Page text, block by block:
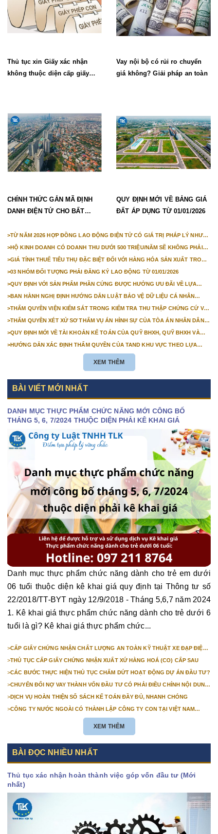
Thủ tục xin Giấy xác nhận
không thuộc diện cấp giấy
Vay nội bộ có rủi ro chuyển
giá không? Giải pháp an toàn
CHÍNH THỨC GẮN MÃ ĐỊNH
DANH ĐIỆN TỬ CHO BẤT
QUY ĐỊNH MỚI VỀ BẢNG GIÁ
ĐẤT ÁP DỤNG TỪ 01/01/2026
>TỪ NĂM 2026 HỢP ĐỒNG LAO ĐỘNG ĐIỆN TỬ CÓ GIÁ TRỊ PHÁP LÝ NHƯ
>HỘ KINH DOANH CÓ DOANH THU DƯỚI 500 TRIỆU/NĂM SẼ KHÔNG PHẢI
>GIÁ TÍNH THUẾ TIÊU THỤ ĐẶC BIỆT ĐỐI VỚI HÀNG HÓA SẢN XUẤT TRONG
>03 NHÓM ĐỐI TƯỢNG PHẢI ĐĂNG KÝ LAO ĐỘNG TỪ 01/01/2026
>QUY ĐỊNH VỚI SẢN PHẨM PHẦN CỨNG ĐƯỢC HƯỞNG ƯU ĐÃI VỀ LỰA
>BAN HÀNH NGHỊ ĐỊNH HƯỚNG DẪN LUẬT BẢO VỆ DỮ LIỆU CÁ NHÂN
>THẨM QUYỀN VIỆN KIỂM SÁT TRONG KIỂM TRA THU THẬP CHỨNG CỨ VỤ
>THẨM QUYỀN XÉT XỬ SƠ THẨM VỤ ÁN HÌNH SỰ CỦA TÒA ÁN NHÂN DÂN
>QUY ĐỊNH MỚI VỀ TÀI KHOẢN KẾ TOÁN CỦA QUỸ BHXH, QUỸ BHXH VÀ
>HƯỚNG DẪN XÁC ĐỊNH THẨM QUYỀN CỦA TAND KHU VỰC THEO LỰA
XEM THÊM
BÀI VIẾT MỚI NHẤT
DANH MỤC THỰC PHẨM CHỨC NĂNG MỚI CÔNG BỐ
THÁNG 5, 6, 7/2024 THUỘC DIỆN PHẢI KÊ KHAI GIÁ
Danh mục thực phẩm chức năng dành cho trẻ em dưới
06 tuổi thuộc diện kê khai giá quy định tại Thông tư số
22/2018/TT-BYT ngày 12/9/2018 - Tháng 5,6,7 năm 2024
1. Kê khai giá thực phẩm chức năng dành cho trẻ dưới 6
tuổi là gì? Kê khai giá thực phẩm chức...
>CẤP GIẤY CHỨNG NHẬN CHẤT LƯỢNG AN TOÀN KỸ THUẬT XE ĐẠP ĐIỆN
>THỦ TỤC CẤP GIẤY CHỨNG NHẬN XUẤT XỨ HÀNG HOÁ (CO) CẤP SAU
>CÁC BƯỚC THỰC HIỆN THỦ TỤC CHẤM DỨT HOẠT ĐỘNG DỰ ÁN ĐẦU TƯ?
>CHUYỂN ĐỔI NỢ VAY THÀNH VỐN ĐẦU TƯ CÓ PHẢI ĐIỀU CHỈNH NỘI DUNG
>DỊCH VỤ HOÀN THIỆN SỔ SÁCH KẾ TOÁN ĐẦY ĐỦ, NHANH CHÓNG
>CÔNG TY NƯỚC NGOÀI CÓ THÀNH LẬP CÔNG TY CON TẠI VIỆT NAM
XEM THÊM
BÀI ĐỌC NHIỀU NHẤT
Thủ tục xác nhận hoàn thành việc góp vốn đầu tư (Mới
nhất)